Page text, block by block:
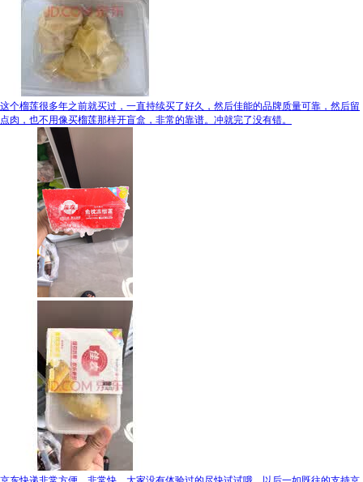
这个榴莲很多年之前就买过，一直持续买了好久，然后佳能的品牌质量可靠，然后留
点肉，也不用像买榴莲那样开盲盒，非常的靠谱。冲就完了没有错。